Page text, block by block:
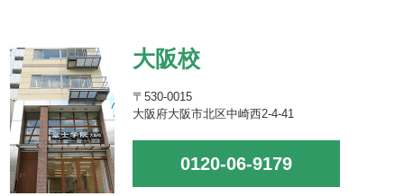
大阪校
〒530-0015
大阪府大阪市北区中崎西2-4-41
0120-06-9179